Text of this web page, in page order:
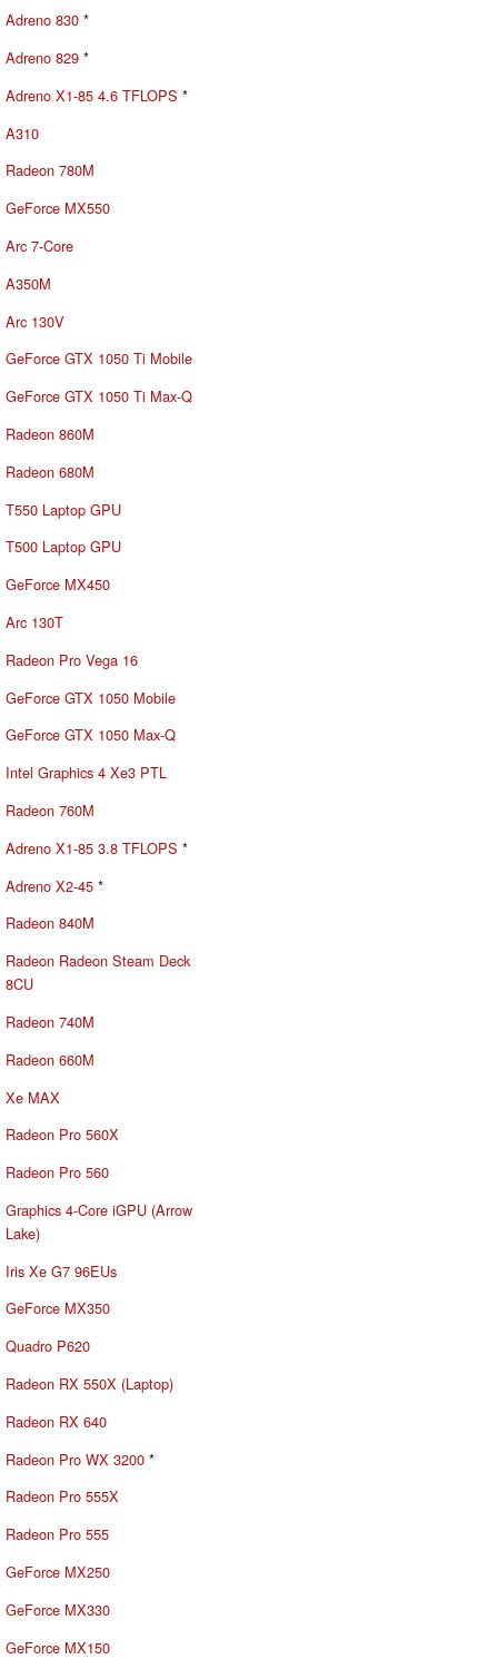
Adreno 830 *
Adreno 829 *
Adreno X1-85 4.6 TFLOPS *
A310
Radeon 780M
GeForce MX550
Arc 7-Core
A350M
Arc 130V
GeForce GTX 1050 Ti Mobile
GeForce GTX 1050 Ti Max-Q
Radeon 860M
Radeon 680M
T550 Laptop GPU
T500 Laptop GPU
GeForce MX450
Arc 130T
Radeon Pro Vega 16
GeForce GTX 1050 Mobile
GeForce GTX 1050 Max-Q
Intel Graphics 4 Xe3 PTL
Radeon 760M
Adreno X1-85 3.8 TFLOPS *
Adreno X2-45 *
Radeon 840M
Radeon Radeon Steam Deck
8CU
Radeon 740M
Radeon 660M
Xe MAX
Radeon Pro 560X
Radeon Pro 560
Graphics 4-Core iGPU (Arrow
Lake)
Iris Xe G7 96EUs
GeForce MX350
Quadro P620
Radeon RX 550X (Laptop)
Radeon RX 640
Radeon Pro WX 3200 *
Radeon Pro 555X
Radeon Pro 555
GeForce MX250
GeForce MX330
GeForce MX150